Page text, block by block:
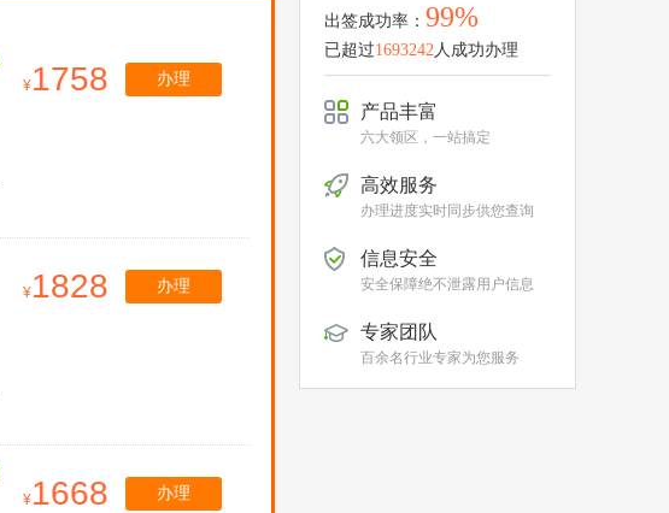
1758 办理
1828 办理
1668 办理
出签成功率： 99%
已超过1693242人成功办理
产品丰富
六大领区，一站搞定
高效服务
办理进度实时同步供您查询
信息安全
安全保障绝不泄露用户信息
专家团队
百余名行业专家为您服务